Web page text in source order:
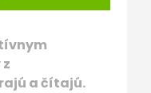
a čítajú.